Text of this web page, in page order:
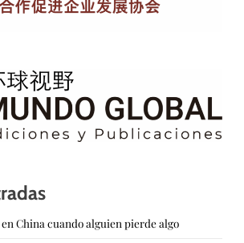
China cuando alguien pierde algo